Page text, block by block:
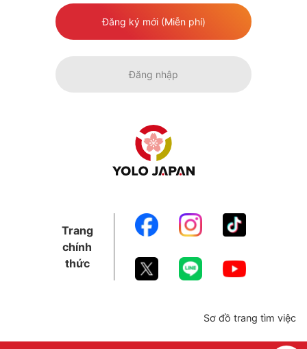
Đăng ký mới (Miễn phí)
Đăng nhập
Trang
chính
thức
Sơ đồ trang tìm việc